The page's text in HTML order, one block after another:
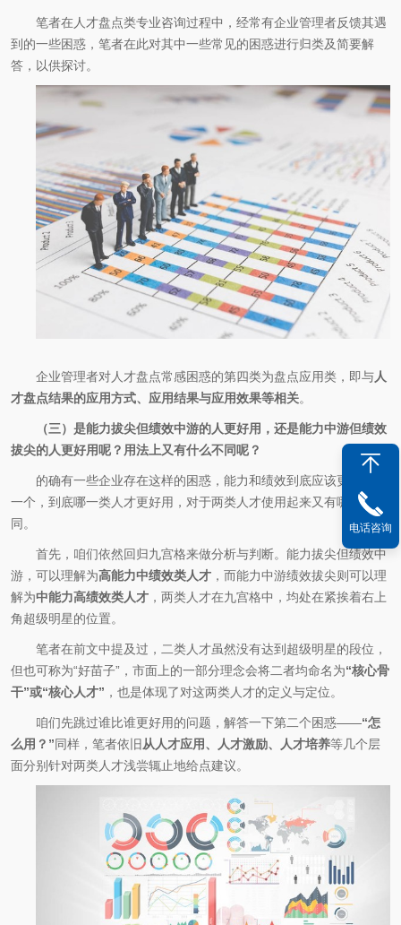
笔者在人才盘点类专业咨询过程中，经常有企业管理者反馈其遇
到的一些困惑，笔者在此对其中一些常见的困惑进行归类及简要解
答，以供探讨。
企业管理者对人才盘点常感困惑的第四类为盘点应用类，即与人
才盘点结果的应用方式、应用结果与应用效果等相关。
（三）是能力拔尖但绩效中游的人更好用，还是能力中游但绩效
拔尖的人更好用呢？用法上又有什么不同呢？
的确有一些企业存在这样的困惑，能力和绩效到底应该更看重哪
一个，到底哪一类人才更好用，对于两类人才使用起来又有哪些不
同。
首先，咱们依然回归九宫格来做分析与判断。能力拔尖但绩效中
游，可以理解为高能力中绩效类人才 ，而能力中游绩效拔尖则可以理
解为中能力高绩效类人才 ，两类人才在九宫格中，均处在紧挨着右上
角超级明星的位置。
笔者在前文中提及过，二类人才虽然没有达到超级明星的段位，
但也可称为“好苗子”，市面上的一部分理念会将二者均命名为“核心骨
干”或“核心人才” ，也是体现了对这两类人才的定义与定位。
咱们先跳过谁比谁更好用的问题，解答一下第二个困惑——“怎
么用？”同样，笔者依旧 从人才应用、人才激励、人才培养等几个层
面分别针对两类人才浅尝辄止地给点建议。
电话咨询